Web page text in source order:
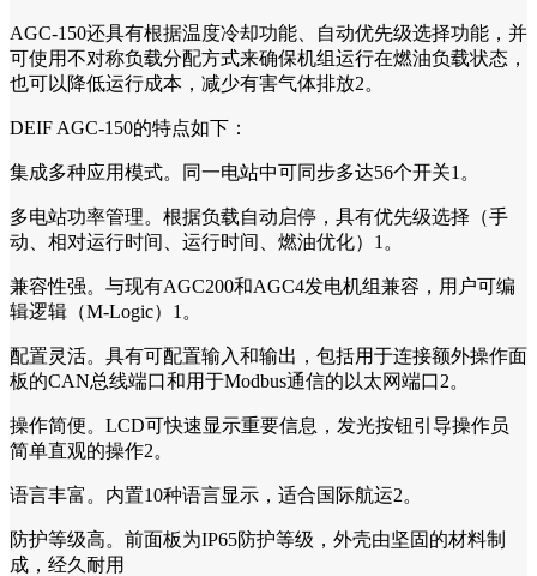
AGC-150还具有根据温度冷却功能、自动优先级选择功能，并
可使用不对称负载分配方式来确保机组运行在燃油负载状态，
也可以降低运行成本，减少有害气体排放2。
DEIF AGC-150的特点如下：
集成多种应用模式。同一电站中可同步多达56个开关1。
多电站功率管理。根据负载自动启停，具有优先级选择（手
动、相对运行时间、运行时间、燃油优化）1。
兼容性强。与现有AGC200和AGC4发电机组兼容，用户可编
辑逻辑（M-Logic）1。
配置灵活。具有可配置输入和输出，包括用于连接额外操作面
板的CAN总线端口和用于Modbus通信的以太网端口2。
操作简便。LCD可快速显示重要信息，发光按钮引导操作员
简单直观的操作2。
语言丰富。内置10种语言显示，适合国际航运2。
防护等级高。前面板为IP65防护等级，外壳由坚固的材料制
成，经久耐用